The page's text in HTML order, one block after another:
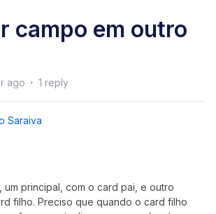
campo em outro
ago 1 reply
Saraiva
um principal, com o card pai, e outro
filho. Preciso que quando o card filho